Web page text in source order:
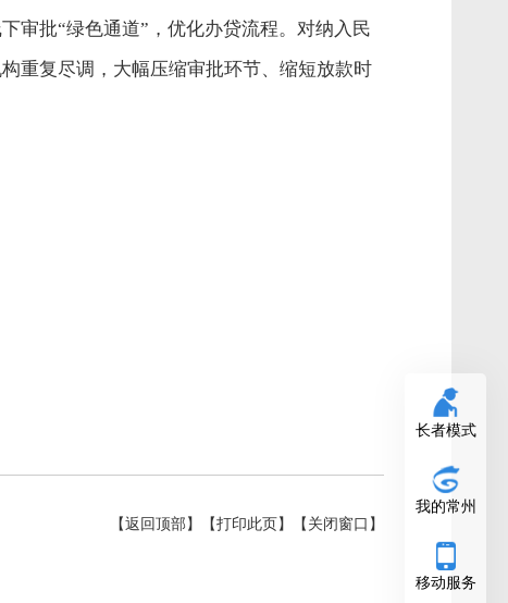
审批“绿色通道”，优化办贷流程。对纳入民
重复尽调，大幅压缩审批环节、缩短放款时
【返回顶部】 【打印此页】 【关闭窗口】
长者模式
我的常州
移动服务